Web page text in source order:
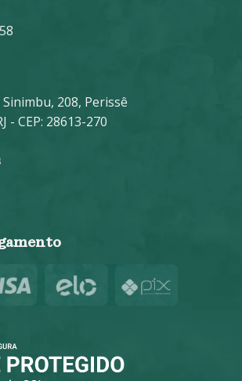
208, Perissê
- CEP: 28613-270